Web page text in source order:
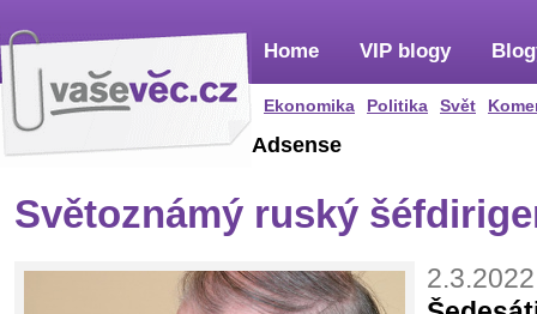
Home
Ekonomika Politika Svět
VIP blogy
Adsense
Světoznámý ruský